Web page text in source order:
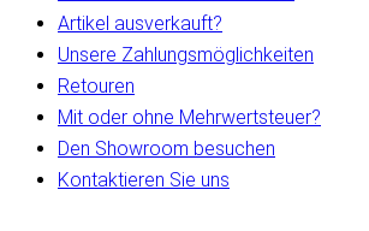
Artikel ausverkauft?
Unsere Zahlungsmöglichkeiten
Retouren
Mit oder ohne Mehrwertsteuer?
Den Showroom besuchen
Kontaktieren Sie uns